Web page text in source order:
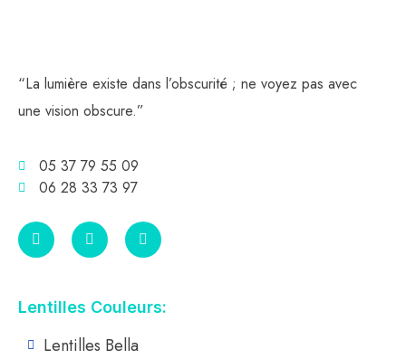
“La lumière existe dans l’obscurité ; ne voyez pas avec
une vision obscure.”
05 37 79 55 09
06 28 33 73 97
Lentilles Couleurs:
Lentilles Bella